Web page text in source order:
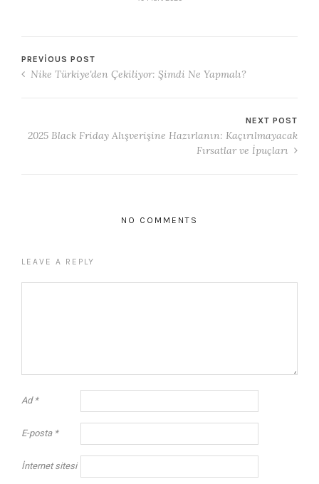
PREVIOUS POST
Nike Türkiye'den Çekiliyor: Şimdi Ne Yapmalı?
NEXT POST
2025 Black Friday Alışverişine Hazırlanın: Kaçırılmayacak
Fırsatlar ve İpuçları
NO COMMENTS
LEAVE A REPLY
Ad *
E-posta *
İnternet sitesi